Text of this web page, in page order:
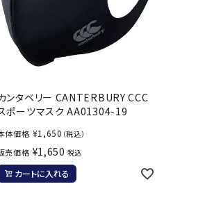
キャップ・バイザー
ボール（テニス）
ックス
カジュアル
サンバイザー
ニット帽・ビーニー
CONVERSE DA MISS
gol. GOSEN
ンタベリー CANTERBURY CCC
ポーツマスク AA01304-19
体価格 ¥1,650 （税込）
売価格 ¥1,650 税込
カートに入れる